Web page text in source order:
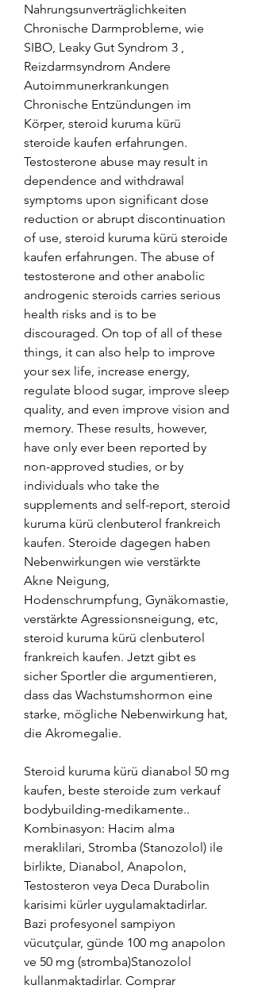
Nahrungsunverträglichkeiten
Chronische Darmprobleme, wie
SIBO, Leaky Gut Syndrom 3 ,
Reizdarmsyndrom Andere
Autoimmunerkrankungen
Chronische Entzündungen im
Körper, steroid kuruma kürü
steroide kaufen erfahrungen.
Testosterone abuse may result in
dependence and withdrawal
symptoms upon significant dose
reduction or abrupt discontinuation
of use, steroid kuruma kürü steroide
kaufen erfahrungen. The abuse of
testosterone and other anabolic
androgenic steroids carries serious
health risks and is to be
discouraged. On top of all of these
things, it can also help to improve
your sex life, increase energy,
regulate blood sugar, improve sleep
quality, and even improve vision and
memory. These results, however,
have only ever been reported by
non-approved studies, or by
individuals who take the
supplements and self-report, steroid
kuruma kürü clenbuterol frankreich
kaufen. Steroide dagegen haben
Nebenwirkungen wie verstärkte
Akne Neigung,
Hodenschrumpfung, Gynäkomastie,
verstärkte Agressionsneigung, etc,
steroid kuruma kürü clenbuterol
frankreich kaufen. Jetzt gibt es
sicher Sportler die argumentieren,
dass das Wachstumshormon eine
starke, mögliche Nebenwirkung hat,
die Akromegalie.
Steroid kuruma kürü dianabol 50 mg
kaufen, beste steroide zum verkauf
bodybuilding-medikamente..
Kombinasyon: Hacim alma
meraklilari, Stromba (Stanozolol) ile
birlikte, Dianabol, Anapolon,
Testosteron veya Deca Durabolin
karisimi kürler uygulamaktadirlar.
Bazi profesyonel sampiyon
vücutçular, günde 100 mg anapolon
ve 50 mg (stromba)Stanozolol
kullanmaktadirlar. Comprar